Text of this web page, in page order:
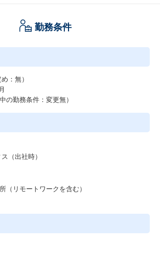
／業務実績を基に評価し、技術評価手当を毎
】※一例
験
格
勤務条件
：無）
の勤務条件：変更無）
（出社時）
（リモートワークを含む）